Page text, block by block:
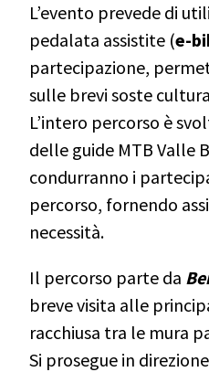
L’evento prevede di
pedalata assistite (e-
partecipazione,
sulle brevi soste
L’intero percorso è
delle guide MTB Valle
condurranno i
percorso, fornendo
necessità.
Il percorso parte da
breve visita alle
racchiusa tra le mura
Si prosegue in